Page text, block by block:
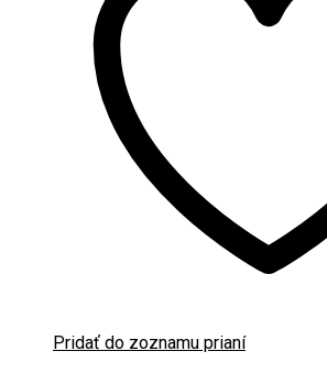
Pridať do zoznamu prianí